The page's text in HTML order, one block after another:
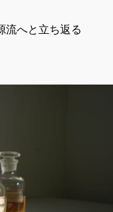
流へと立ち返る